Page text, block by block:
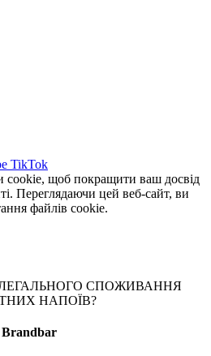
TikTok
cookie, щоб покращити ваш досвід
Переглядаючи цей веб-сайт, ви
файлів cookie.
СПОЖИВАННЯ
НАПОЇВ?
Brandbar